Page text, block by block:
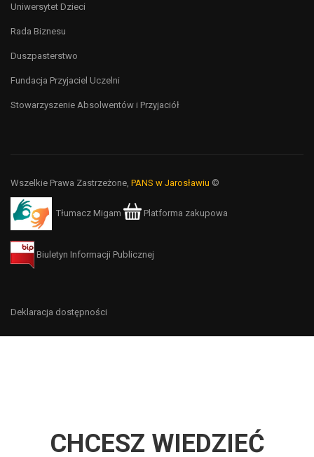
Uniwersytet Dzieci
Rada Biznesu
Duszpasterstwo
Fundacja Przyjaciel Uczelni
Stowarzyszenie Absolwentów i Przyjaciół
Wszelkie Prawa Zastrzeżone, PANS w Jarosławiu ©
Tłumacz Migam Platforma zakupowa
Biuletyn Informacji Publicznej
Deklaracja dostępności
CHCESZ WIEDZIEĆ